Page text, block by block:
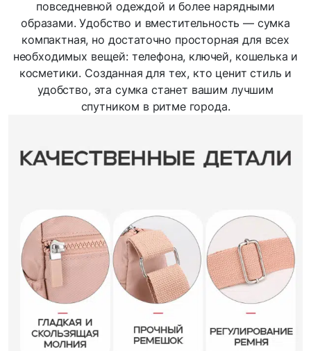
повседневной одеждой и более нарядными
образами. Удобство и вместительность — сумка
компактная, но достаточно просторная для всех
необходимых вещей: телефона, ключей, кошелька и
косметики. Созданная для тех, кто ценит стиль и
удобство, эта сумка станет вашим лучшим
спутником в ритме города.